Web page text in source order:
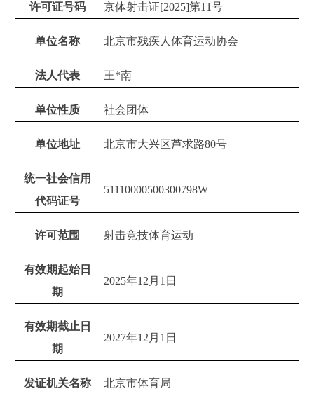
许可证号码 京体射击证[2025]第11号
单位名称 北京市残疾人体育运动协会
法人代表 王*南
单位性质 社会团体
单位地址 北京市大兴区芦求路80号
统一社会信用
代码证号
51110000500300798W
许可范围 射击竞技体育运动
有效期起始日
期
2025年12月1日
有效期截止日
期
2027年12月1日
发证机关名称 北京市体育局